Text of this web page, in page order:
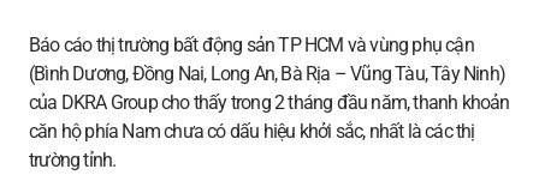
Báo cáo thị trường bất động sản TP HCM và vùng phụ cận
(Bình Dương, Đồng Nai, Long An, Bà Rịa – Vũng Tàu, Tây Ninh)
của DKRA Group cho thấy trong 2 tháng đầu năm, thanh khoản
căn hộ phía Nam chưa có dấu hiệu khởi sắc, nhất là các thị
trường tỉnh.